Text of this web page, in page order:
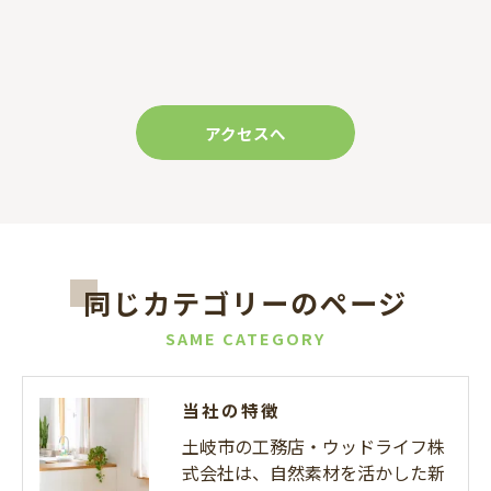
アクセスへ
SAME CATEGORY
同じカテゴリーのページ
当社の特徴
土岐市の工務店・ウッドライフ株
式会社は、自然素材を活かした新